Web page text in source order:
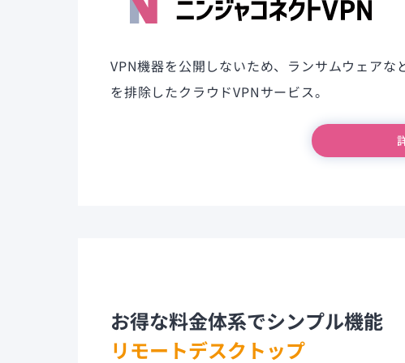
VPN機器を公開しないため、ランサムウェアな
を排除したクラウドVPNサービス。
お得な料金体系でシンプル機能
リモートデスクトップ